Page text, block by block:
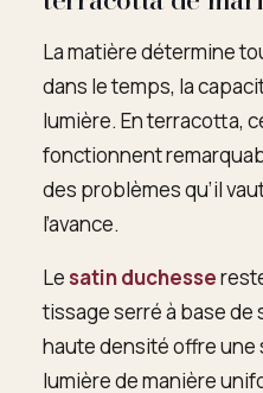
La matière détermine
dans le temps, la
lumière. En terracotta,
fonctionnent
des problèmes qu’il
l’avance.
Le satin duchesse
tissage serré à base
haute densité offre une
lumière de manière